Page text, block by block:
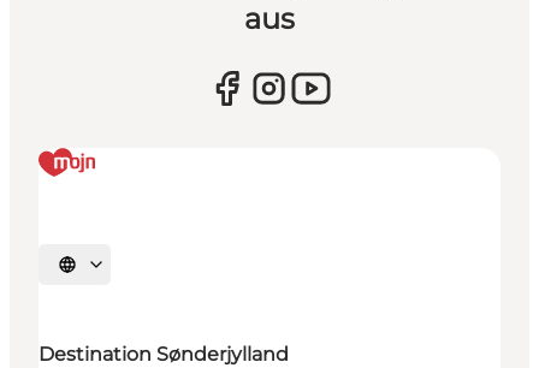
aus
Sprache auswählen
Destination Sønderjylland